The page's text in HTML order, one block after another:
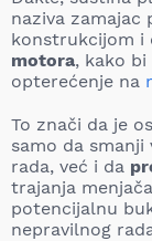
naziva zamajac
konstrukcijom i
motora, kako
opterećenje na
To znači da je
samo da
rada, već i da
trajanja
potencijalnu
nepravilnog